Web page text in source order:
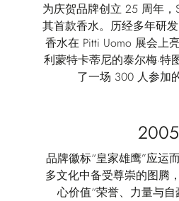
为庆贺品牌创立 25 周年，
其首款香水。历经多年研
香水在 Pitti Uomo 展会上
利蒙特卡蒂尼的泰尔梅·特
了一场 300 人参加
2005
品牌徽标“皇家雄鹰”应运
多文化中备受尊崇的图腾
心价值“荣誉、力量与自